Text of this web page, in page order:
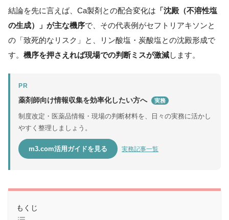
結論を先に言えば、Ca製剤との配合変化は 「沈殿（不溶性塩
の生成）」が主な機序で、その代表例がセフトリアキソンと
の「致死的なリスク」と、リン酸塩・炭酸塩との沈殿形成で
す。 機序を押さえれば現場での判断ミスが激減します。
PR
薬剤師向け情報収集を効率化したい方へ 実務
制度改定・医薬品情報・現場の判断材料を、日々の実務に活かし
やすく整理しましょう。
m3.com活用ガイドを見る 実務記事一覧
もくじ